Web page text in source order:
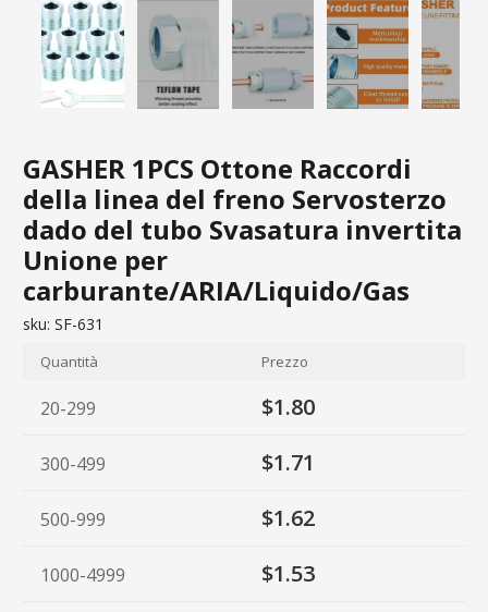
GASHER 1PCS Ottone Raccordi
della linea del freno Servosterzo
dado del tubo Svasatura invertita
Unione per
carburante/ARIA/Liquido/Gas
sku: SF-631
Quantità Prezzo
20-299 $1.80
300-499 $1.71
500-999 $1.62
1000-4999 $1.53